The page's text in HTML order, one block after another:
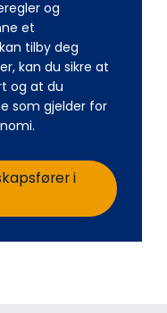
og
et
tilby deg
kan du sikre at
og at du
som gjelder for
i